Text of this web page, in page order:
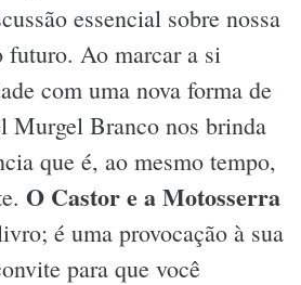
essencial sobre nossa
futuro. Ao marcar a si
com uma nova forma de
Murgel Branco nos brinda
que é, ao mesmo tempo,
O Castor e a Motosserra
é uma provocação à sua
para que você